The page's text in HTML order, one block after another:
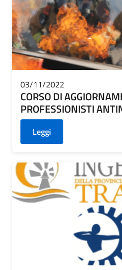
03/11/2022
CORSO DI
PROFESSIONISTI
Leggi